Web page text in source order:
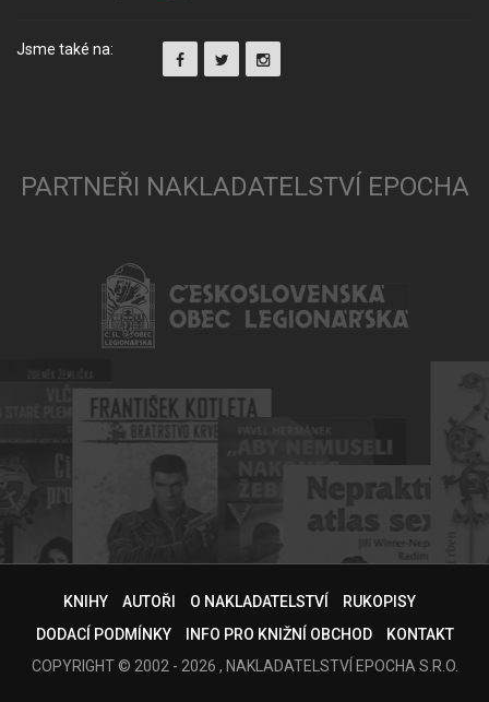
Jsme také na:
PARTNEŘI NAKLADATELSTVÍ EPOCHA
KNIHY AUTOŘI O NAKLADATELSTVÍ
RUKOPISY
DODACÍ PODMÍNKY
INFO PRO KNIŽNÍ OBCHOD
KONTAKT
COPYRIGHT © 2002 - 2026 , NAKLADATELSTVÍ EPOCHA S.R.O.